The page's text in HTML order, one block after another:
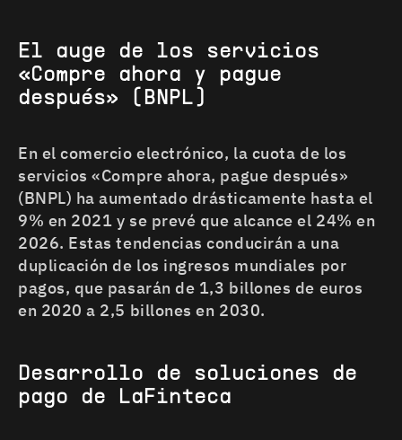
El auge de los servicios
«Compre ahora y pague
después» (BNPL)
En el comercio electrónico, la cuota de los
servicios «Compre ahora, pague después»
(BNPL) ha aumentado drásticamente hasta el
9% en 2021 y se prevé que alcance el 24% en
2026. Estas tendencias conducirán a una
duplicación de los ingresos mundiales por
pagos, que pasarán de 1,3 billones de euros
en 2020 a 2,5 billones en 2030.
Desarrollo de soluciones de
pago de LaFinteca